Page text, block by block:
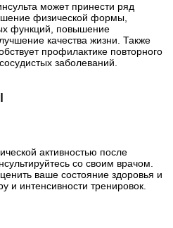
может принести ряд
физической формы,
функций, повышение
качества жизни. Также
профилактике повторного
заболеваний.
активностью после
со своим врачом.
ваше состояние здоровья и
и интенсивности тренировок.